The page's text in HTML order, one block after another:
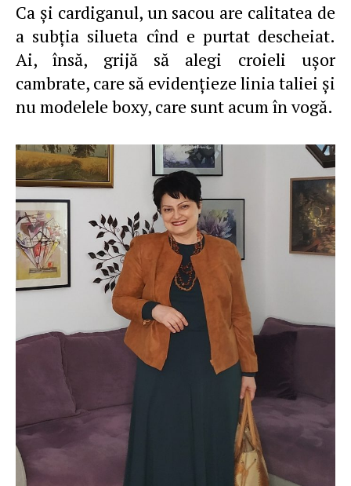
Ca şi cardiganul, un sacou are calitatea de
a subţia silueta cînd e purtat descheiat.
Ai, însă, grijă să alegi croieli uşor
cambrate, care să evidenţieze linia taliei şi
nu modelele boxy, care sunt acum în vogă.